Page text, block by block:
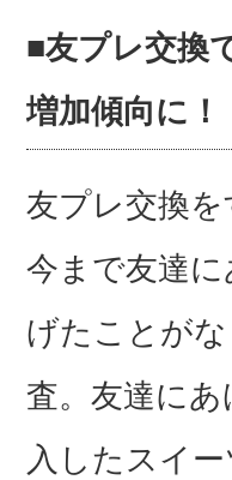
■友プレ交換
増加傾向に！
友プレ交換
今まで友達
げたことが
査。友達に
入したスイ